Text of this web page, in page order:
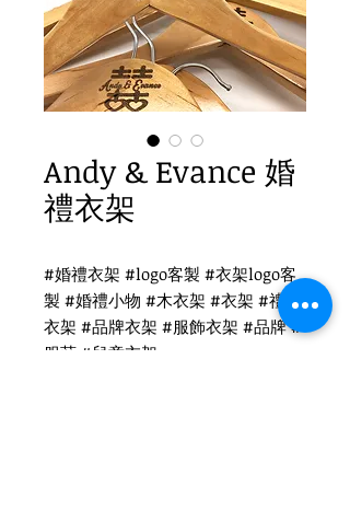
Andy & Evance 婚
禮衣架
#婚禮衣架 #logo客製 #衣架logo客
製 #婚禮小物 #木衣架 #衣架 #禮品
衣架 #品牌衣架 #服飾衣架 #品牌 #
服莊 #兒童衣架